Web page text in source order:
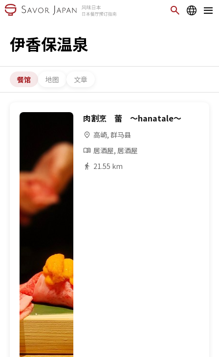
伊香保温泉
餐馆 地图 文章
肉割烹 蕾 〜hanatale〜
高崎, 群马县
居酒屋, 居酒屋
21.55 km